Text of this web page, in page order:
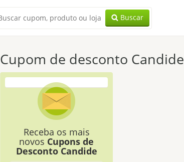
Buscar
Cupom de desconto Candide
Receba os mais
novos Cupons de
Desconto Candide